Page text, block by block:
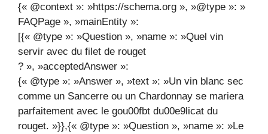
{« @context »: »https://schema.org », »@type »: »
FAQPage », »mainEntity »:
[{« @type »: »Question », »name »: »Quel vin
servir avec du filet de rouget
? », »acceptedAnswer »:
{« @type »: »Answer », »text »: »Un vin blanc sec
comme un Sancerre ou un Chardonnay se mariera
parfaitement avec le gou00fbt du00e9licat du
rouget. »}},{« @type »: »Question », »name »: »Le